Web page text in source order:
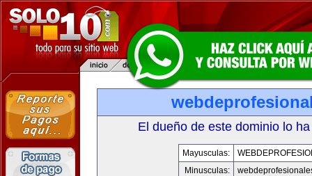
El dueño de este dominio lo
Mayusculas:
Minusculas: